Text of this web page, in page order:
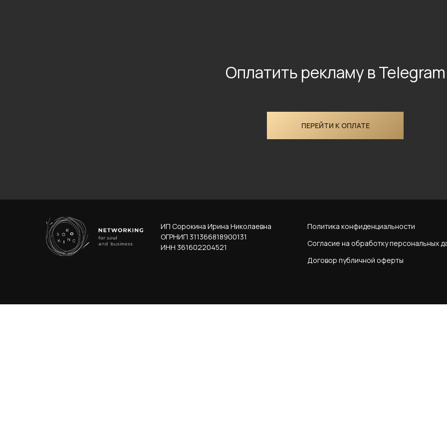
ПЕРЕЙТИ К ОПЛАТЕ
Оплатить рекламу в Telegram
ИП Сорокина Ирина Николаевна
ОГРНИП 311366818900131
ИНН 361602204521
Политика конфиденциальности
Согласие на обработку персональных
Договор публичной оферты